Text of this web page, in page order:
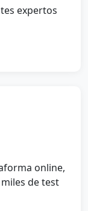
expertos
online,
de test